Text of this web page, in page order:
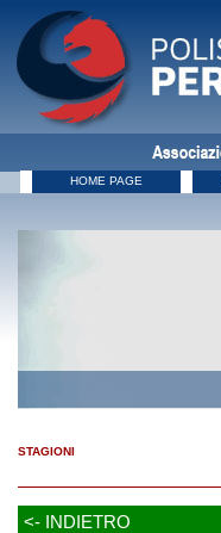
HOME PAGE
STAGIONI
<- INDIETRO